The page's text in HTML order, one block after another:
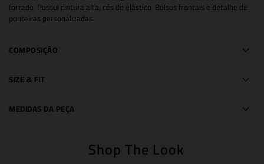
forrado. Possui cintura alta, cós de elástico. Bolsos frontais e detalhe de
ponteiras personalizadas.
COMPOSIÇÃO
SIZE & FIT
MEDIDAS DA PEÇA
Shop The Look